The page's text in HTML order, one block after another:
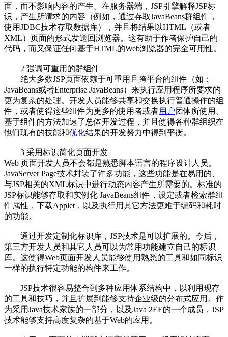
面，而不影响内容的产生。在服务器端，JSP引擎解释JSP标
识，产生所请求的内容（例如，通过存取JavaBeans群组件，
使用JDBC技术存取数据库），并且将结果以HTML（或者
XML）页面的形式发送回浏览器。这有助于作者保护自己的
代码，而又保证任何基于HTML的Web浏览器的完全可用性。
2 强调可重用的群组件
绝大多数JSP页面依赖于可重用且跨平台的组件（如：
JavaBeans或者Enterprise JavaBeans）来执行应用程序所要求的
更为复杂的处理。开发人员能够共享和交换执行普通操作的组
件，或者使得这些组件为更多的使用者或者用户团体所使用。
基于组件的方法加速了总体开发过程，并且使得各种群组织在
他们现有的技能和优化结果的开发努力中得到平衡。
3 采用标识简化页面开发
Web 页面开发人员不会都是熟悉脚本语言的程序设计人员。
JavaServer Page技术封装了许多功能，这些功能是在易用的、
与JSP相关的XML标识中进行动态内容产生所需要的。标准的
JSP标识能够存取和实例化 JavaBeans组件，设定或者检索群组
件属性，下载Applet，以及执行用其它方法更难于编码和耗时
的功能。
通过开发定制化标识库，JSP技术是可以扩展的。今后，
第三方开发人员和其它人员可以为常用功能建立自己的标识
库。这使得Web页面开发人员能够使用熟悉的工具和如同标识
一样的执行特定功能的构件来工作。
JSP技术很容易整合到多种应用体系结构中，以利用现存
的工具和技巧，并且扩展到能够支持企业级的分布式应用。作
为采用Java技术家族的一部分，以及Java 2EE的一个成员，JSP
技术能够支持高度复杂的基于Web的应用。